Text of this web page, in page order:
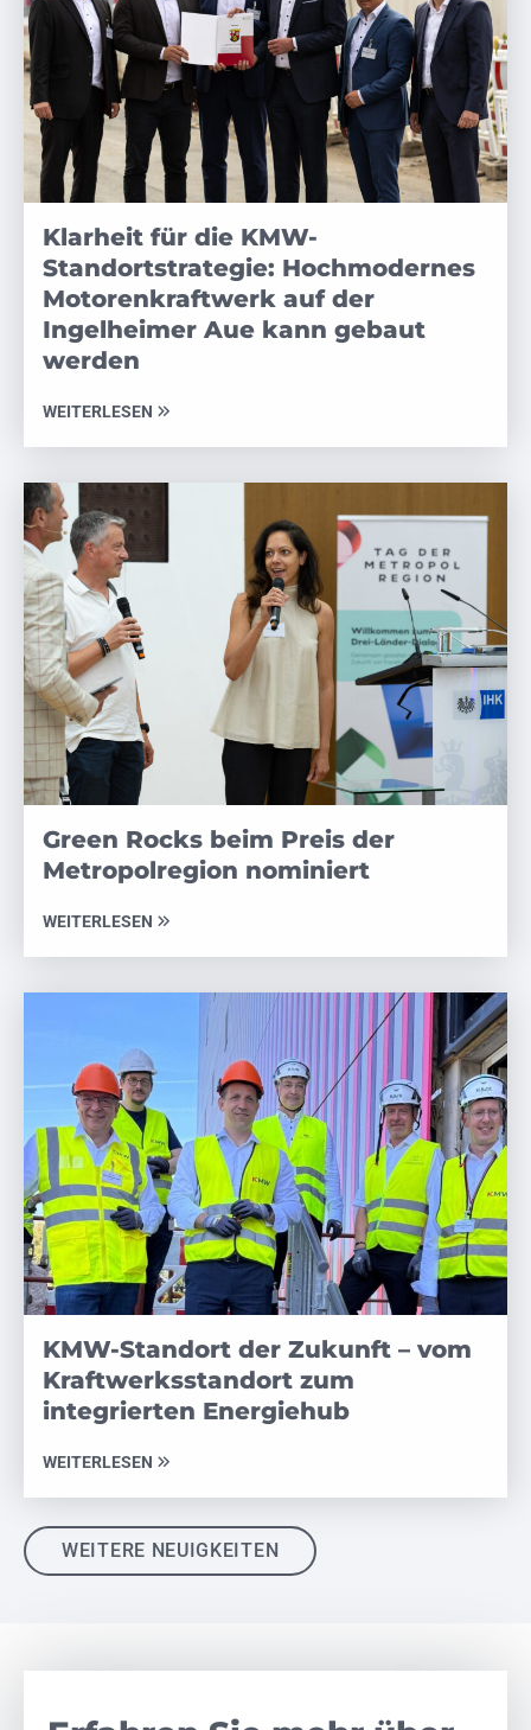
Klarheit für die KMW-
Standortstrategie: Hochmodernes
Motorenkraftwerk auf der
Ingelheimer Aue kann gebaut
werden
WEITERLESEN
Green Rocks beim Preis der
Metropolregion nominiert
WEITERLESEN
KMW-Standort der Zukunft – vom
Kraftwerksstandort zum
integrierten Energiehub
WEITERLESEN
WEITERE NEUIGKEITEN